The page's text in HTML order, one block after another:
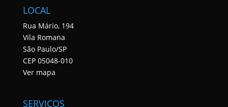
LOCAL
Rua Mário, 194
Vila Romana
São Paulo/SP
CEP 05048-010
Ver mapa
SERVIÇOS